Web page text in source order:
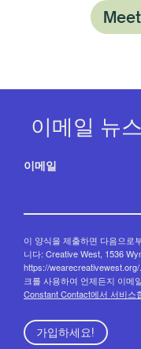
이메일 뉴
이메일
이 양식을 제출하면 다음으로
니다: Creative West, 1536
https://
크를 사용하여 언제든지 이메
Constant Contact에서 서비스
가입하세요!